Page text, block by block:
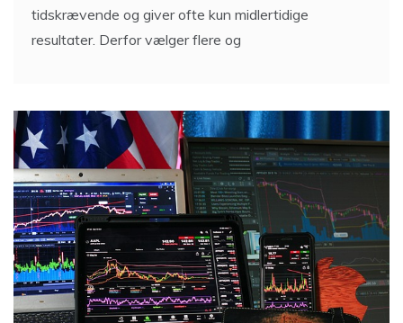
tidskrævende og giver ofte kun midlertidige
resultater. Derfor vælger flere og